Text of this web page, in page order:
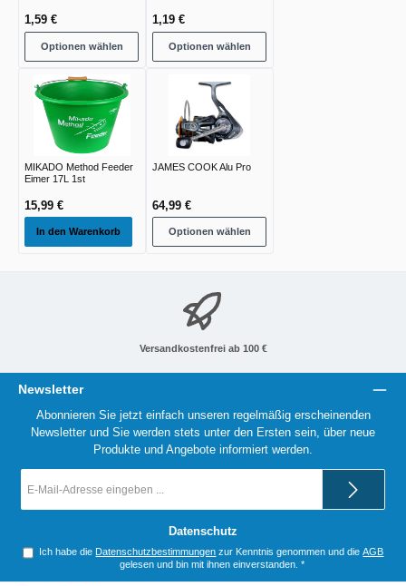
1,59 €
Optionen wählen
1,19 €
Optionen wählen
MIKADO Method Feeder
Eimer 17L 1st
15,99 €
In den Warenkorb
JAMES COOK Alu Pro
64,99 €
Optionen wählen
Versandkostenfrei ab 100 €
Newsletter
Abonnieren Sie jetzt einfach unseren regelmäßig erscheinenden
Newsletter und Sie werden stets unter den Ersten sein, über neue
Produkte und Angebote informiert werden.
Mail-
Datenschutz
Ich habe die Datenschutzbestimmungen zur Kenntnis genommen und dieAGB
gelesen und bin mit ihnen einverstanden. *